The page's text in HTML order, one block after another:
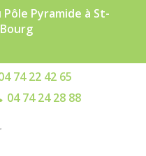
Pyramide à St-
74 22 42 65
04 74 24 28 88